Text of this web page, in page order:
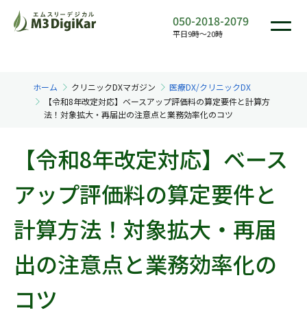
050-2018-2079
平日9時〜20時
ホーム クリニックDXマガジン
医療DX/クリニックDX
【令和8年改定対応】ベースアップ評価料の算定要件と計算方
法！対象拡大・再届出の注意点と業務効率化のコツ
【令和8年改定対応】ベース
アップ評価料の算定要件と
計算方法！対象拡大・再届
出の注意点と業務効率化の
コツ